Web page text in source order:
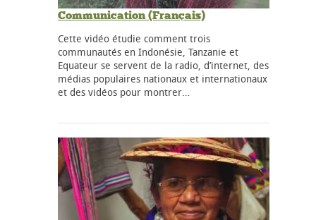
Communication (Français)
Cette vidéo étudie comment trois
communautés en Indonésie, Tanzanie et
Equateur se servent de la radio, d’internet, des
médias populaires nationaux et internationaux
et des vidéos pour montrer…